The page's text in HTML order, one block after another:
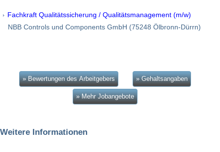
Fachkraft Qualitätssicherung / Qualitätsmanagement (m/w)
NBB Controls und Components GmbH (75248 Ölbronn-Dürrn)
» Bewertungen des Arbeitgebers » Gehaltsangaben
» Mehr Jobangebote
Weitere Informationen